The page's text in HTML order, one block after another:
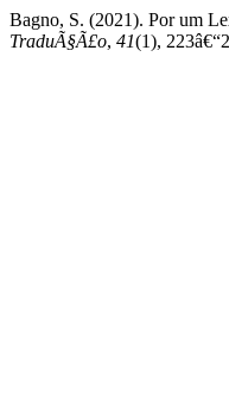
Bagno, S. (2021). Por um
TraduÃ§Ã£o, 41(1),